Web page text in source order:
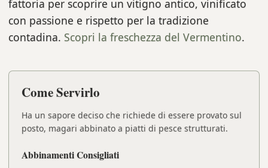
fattoria per scoprire un vitigno antico, vinificato
con passione e rispetto per la tradizione
contadina. Scopri la freschezza del Vermentino.
Come Servirlo
Ha un sapore deciso che richiede di essere provato sul
posto, magari abbinato a piatti di pesce strutturati.
Abbinamenti Consigliati